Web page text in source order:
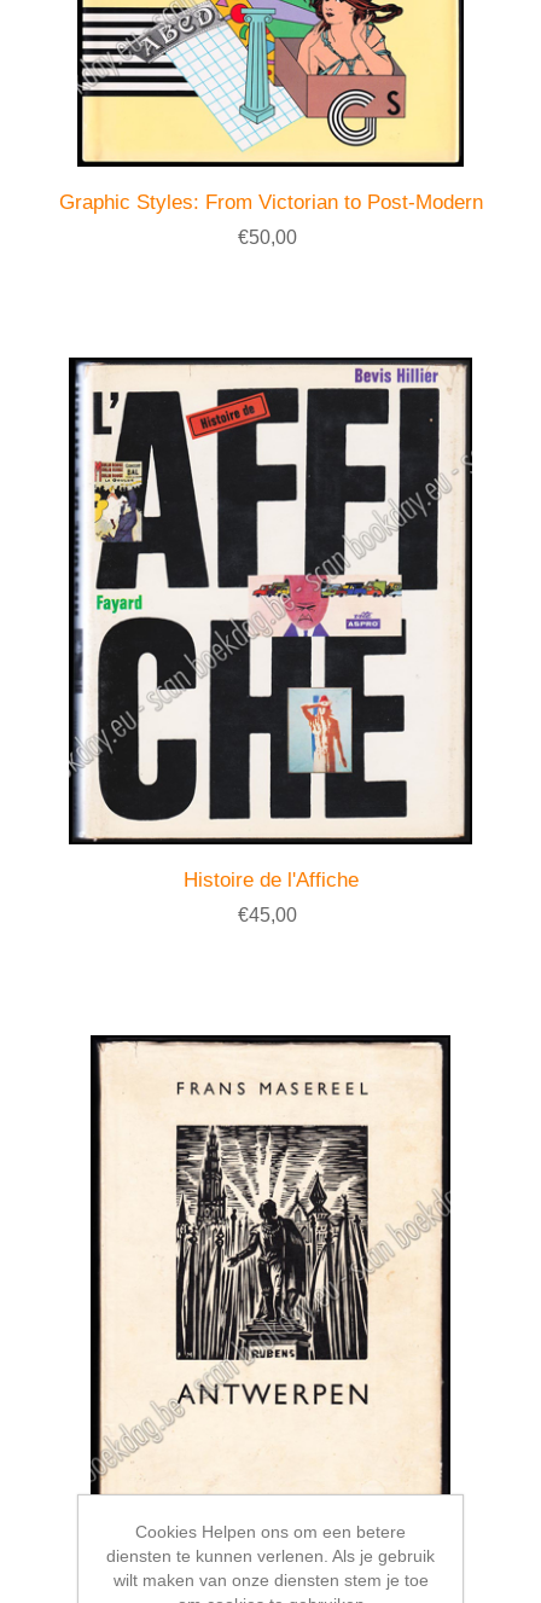
Graphic Styles: From Victorian to Post-Modern
€50,00
Histoire de l'Affiche
€45,00
Antwerpen - MASEREEL
€150,00
Cookies Helpen ons om een betere
diensten te kunnen verlenen. Als je gebruik
wilt maken van onze diensten stem je toe